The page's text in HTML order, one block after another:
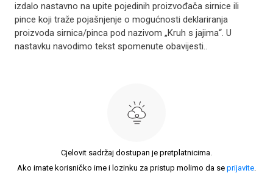
izdalo nastavno na upite pojedinih proizvođača sirnice ili
pince koji traže pojašnjenje o mogućnosti deklariranja
proizvoda sirnica/pinca pod nazivom „Kruh s jajima“. U
nastavku navodimo tekst spomenute obavijesti..
Cjelovit sadržaj dostupan je pretplatnicima.
Ako imate korisničko ime i lozinku za pristup molimo da se prijavite.